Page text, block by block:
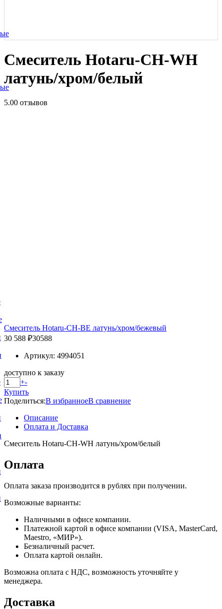
Смеситель Hotaru-CH-WH
латунь/хром/белый
5.00 отзывов
Смеситель Hotaru-CH-BE латунь/хром/бежевый
30 588 ₽30588
Артикул: 4994051
доступно к заказу
+-
Купить
Поделиться:В избранноеВ сравнение
Описание
Оплата и Доставка
Смеситель Hotaru-CH-WH латунь/хром/белый
Оплата
Оплата заказа производится в рублях при получении.
Возможные варианты:
Наличными в офисе компании.
Платежной картой в офисе компании (VISA, MasterCard,
Maestro, «МИР»).
Безналичный расчет.
Оплата картой онлайн.
Возможна оплата с НДС, возможность уточняйте у
менеджера.
Доставка